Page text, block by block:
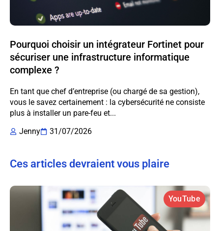
Pourquoi choisir un intégrateur Fortinet pour
sécuriser une infrastructure informatique
complexe ?
En tant que chef d’entreprise (ou chargé de sa gestion),
vous le savez certainement : la cybersécurité ne consiste
plus à installer un pare-feu et...
Jenny
31/07/2026
Ces articles devraient vous plaire
YouTube